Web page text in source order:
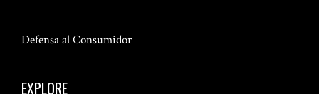
Defensa al Consumidor
EXPLORE